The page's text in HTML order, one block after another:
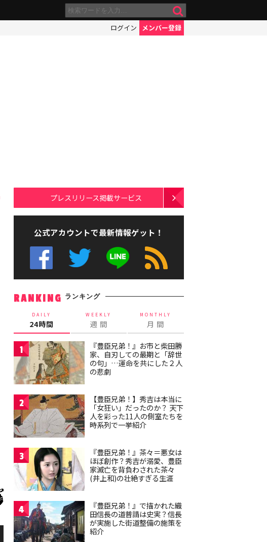
ログイン メンバー登録
プレスリリース掲載サービス
公式アカウントで最新情報ゲット！
RANKING ランキング
DAILY
24時間
WEEKLY
週 間
MONTHLY
月 間
1
『豊臣兄弟！』お市と柴田勝
家、自刃しての最期と「辞世
の句」…運命を共にした２人
の悲劇
2
【豊臣兄弟！】秀吉は本当に
「女狂い」だったのか？ 天下
人を彩った11人の側室たちを
時系列で一挙紹介
3
『豊臣兄弟！』茶々＝悪女は
ほぼ創作？秀吉が溺愛、豊臣
家滅亡を背負わされた茶々
(井上和)の壮絶すぎる生涯
4
『豊臣兄弟！』で描かれた織
田信長の道普請は史実？信長
が実施した街道整備の施策を
紹介